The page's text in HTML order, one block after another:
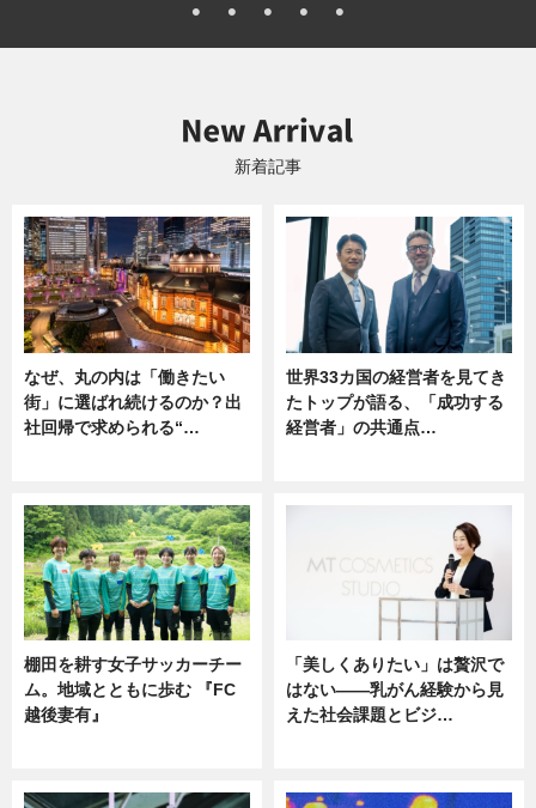
新着記事
なぜ、丸の内は「働きたい
街」に選ばれ続けるのか？出
社回帰で求められる“…
世界33カ国の経営者を見てき
たトップが語る、「成功する
経営者」の共通点…
棚田を耕す女子サッカーチー
ム。地域とともに歩む 『FC
越後妻有』
「美しくありたい」は贅沢で
はない――乳がん経験から見
えた社会課題とビジ…